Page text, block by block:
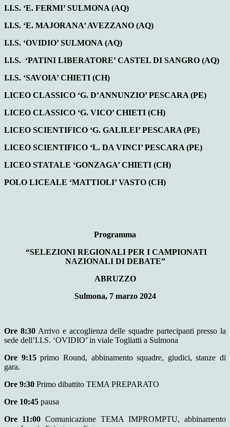
I.I.S. ‘E. FERMI’ SULMONA (AQ)
I.I.S. ‘E. MAJORANA’ AVEZZANO (AQ)
I.I.S. ‘OVIDIO’ SULMONA (AQ)
I.I.S. ‘PATINI LIBERATORE’ CASTEL DI SANGRO (AQ)
I.I.S. ‘SAVOIA’ CHIETI (CH)
LICEO CLASSICO ‘G. D’ANNUNZIO’ PESCARA (PE)
LICEO CLASSICO ‘G. VICO’ CHIETI (CH)
LICEO SCIENTIFICO ‘G. GALILEI’ PESCARA (PE)
LICEO SCIENTIFICO ‘L. DA VINCI’ PESCARA (PE)
LICEO STATALE ‘GONZAGA’ CHIETI (CH)
POLO LICEALE ‘MATTIOLI’ VASTO (CH)
Programma
“SELEZIONI REGIONALI PER I CAMPIONATI
NAZIONALI DI DEBATE”
ABRUZZO
Sulmona, 7 marzo 2024
Ore 8:30 Arrivo e accoglienza delle squadre partecipanti presso la
sede dell’I.I.S. ‘OVIDIO’ in viale Togliatti a Sulmona
Ore 9:15primo Round, abbinamento squadre, giudici, stanze di
gara.
Ore 9:30 Primo dibattito TEMA PREPARATO
Ore 10:45 pausa
Ore 11:00 Comunicazione TEMA IMPROMPTU, abbinamento